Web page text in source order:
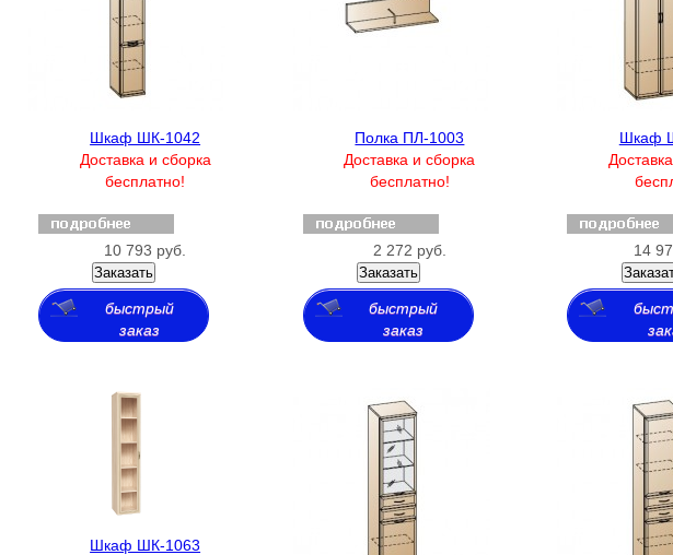
Шкаф ШК-1042
Доставка и сборка
бесплатно!
10 793 руб.
Заказать
быстрый
заказ
Полка ПЛ-1003
Доставка и сборка
бесплатно!
2 272 руб.
Заказать
быстрый
заказ
Шкаф
14
Шкаф ШК-1063